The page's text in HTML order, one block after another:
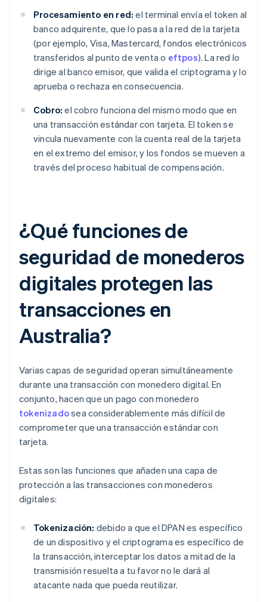
Procesamiento en red: el terminal envía el token al
banco adquirente, que lo pasa a la red de la tarjeta
(por ejemplo, Visa, Mastercard, fondos electrónicos
transferidos al punto de venta o eftpos). La red lo
dirige al banco emisor, que valida el criptograma y lo
aprueba o rechaza en consecuencia.
Cobro: el cobro funciona del mismo modo que en
una transacción estándar con tarjeta. El token se
vincula nuevamente con la cuenta real de la tarjeta
en el extremo del emisor, y los fondos se mueven a
través del proceso habitual de compensación.
¿Qué funciones de
seguridad de monederos
digitales protegen las
transacciones en
Australia?
Varias capas de seguridad operan simultáneamente
durante una transacción con monedero digital. En
conjunto, hacen que un pago con monedero
tokenizadosea considerablemente más difícil de
comprometer que una transacción estándar con
tarjeta.
Estas son las funciones que añaden una capa de
protección a las transacciones con monederos
digitales:
Tokenización: debido a que el DPAN es específico
de un dispositivo y el criptograma es específico de
la transacción, interceptar los datos a mitad de la
transmisión resuelta a tu favor no le dará al
atacante nada que pueda reutilizar.